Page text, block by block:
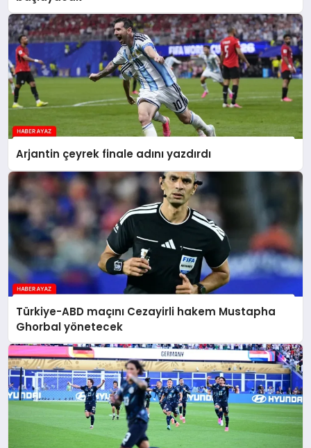
Arjantin çeyrek finale adını yazdırdı
Türkiye-ABD maçını Cezayirli hakem Mustapha
Ghorbal yönetecek